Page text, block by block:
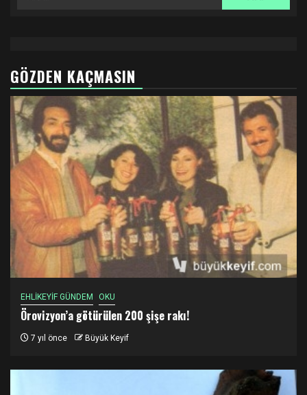
GÖZDEN KAÇMASIN
EHLİKEYİF GÜNDEM OKU
Örovizyon’a götürülen 200 şişe rakı!
7 yıl önce Büyük Keyif